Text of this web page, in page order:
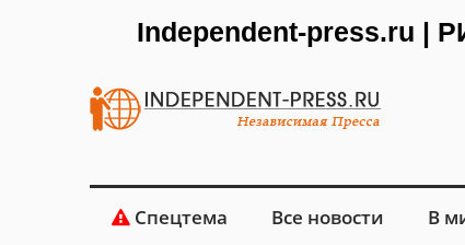
Independent-press.ru |
Спецтема Все новости В